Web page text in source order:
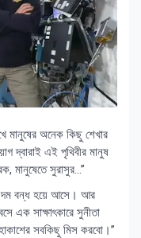
মানুষের অনেক কিছু শেখার
দ্বারাই এই পৃথিবীর মানুষ
মানুষেতে সুরাসুর…”
দম বন্ধ হয়ে আসে। আর
এক সাক্ষাৎকারে সুনীতা
সবকিছু মিস করবো।”